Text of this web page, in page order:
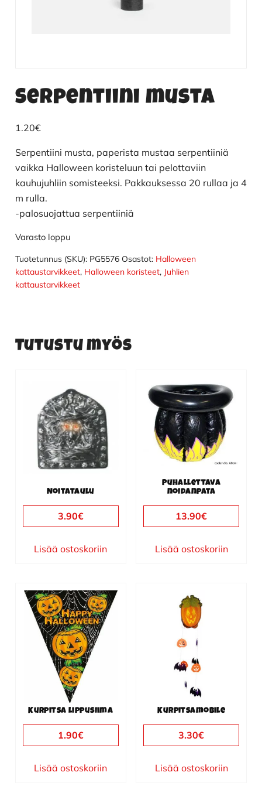
Serpentiini musta
1.20€
Serpentiini musta, paperista mustaa serpentiiniä
vaikka Halloween koristeluun tai pelottaviin
kauhujuhliin somisteeksi. Pakkauksessa 20 rullaa ja 4
m rulla.
-palosuojattua serpentiiniä
Varasto loppu
Tuotetunnus (SKU): PG5576 Osastot: Halloween
kattaustarvikkeet, Halloween koristeet, Juhlien
kattaustarvikkeet
Tutustu myös
Noitataulu
3.90€
Lisää ostoskoriin
Puhallettava
noidanpata
13.90€
Lisää ostoskoriin
Kurpitsa lippusiima
1.90€
Lisää ostoskoriin
Kurpitsamobile
3.30€
Lisää ostoskoriin